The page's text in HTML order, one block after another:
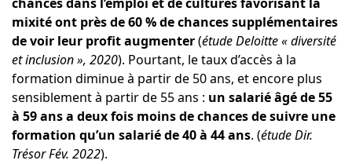
mixité ont près de 60 % de chances supplémentaires
de voir leur profit augmenter(étude Deloitte « diversité
et inclusion », 2020). Pourtant, le taux d’accès à la
formation diminue à partir de 50 ans, et encore plus
sensiblement à partir de 55 ans : un salarié âgé de 55
à 59 ans a deux fois moins de chances de suivre une
formation qu’un salarié de 40 à 44 ans. (étude Dir.
Trésor Fév. 2022).